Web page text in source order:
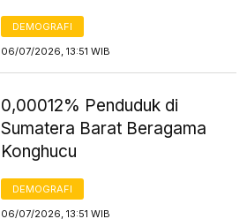
DEMOGRAFI
06/07/2026, 13:51 WIB
0,00012% Penduduk di
Sumatera Barat Beragama
Konghucu
DEMOGRAFI
06/07/2026, 13:51 WIB